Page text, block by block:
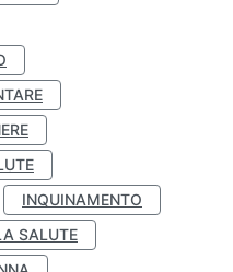
INQUINAMENTO
SALUTE